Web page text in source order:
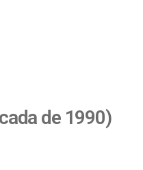
de 1990)